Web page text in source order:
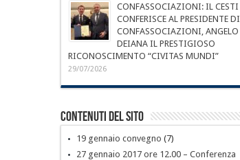
CONFASSOCIAZIONI: IL CESTI
CONFERISCE AL PRESIDENTE DI
CONFASSOCIAZIONI, ANGELO
DEIANA IL PRESTIGIOSO
RICONOSCIMENTO “CIVITAS MUNDI”
29/07/2026
Contenuti del sito
19 gennaio convegno (7)
27 gennaio 2017 ore 12.00 – Conferenza